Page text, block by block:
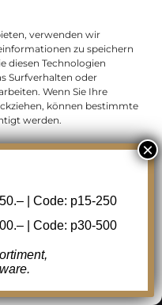
verwenden wir
zu speichern
diesen Technologien
Surfverhalten oder
Wenn Sie Ihre
können bestimmte
werden.
| Code: p15-250
| Code: p30-500